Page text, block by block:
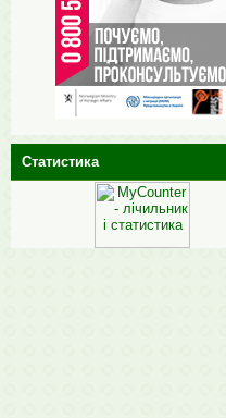
Статистика